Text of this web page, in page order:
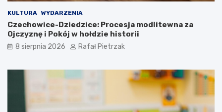
KULTURA WYDARZENIA
Czechowice-Dziedzice: Procesja modlitewna za
Ojczyznę i Pokój w hołdzie historii
8 sierpnia 2026 Rafał Pietrzak